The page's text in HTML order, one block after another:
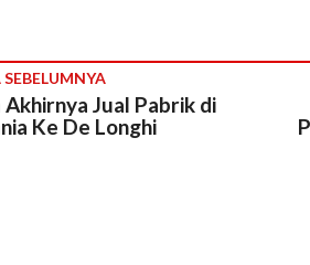
SEBELUMNYA
Akhirnya Jual Pabrik di
Ke De Longhi